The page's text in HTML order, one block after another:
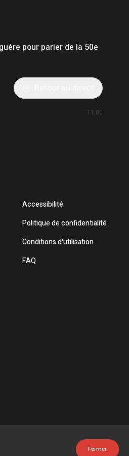
pour parler de la 50e
11:00
Accessibilité
Politique de confidentialité
Conditions d'utilisation
FAQ
Fermer